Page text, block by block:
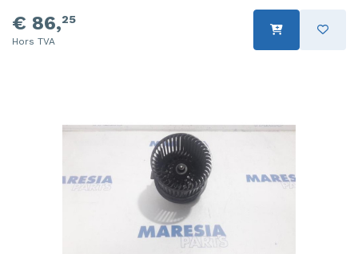
€ 86,25
Hors TVA